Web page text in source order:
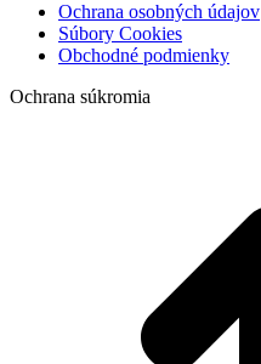
Ochrana osobných údajov
Súbory Cookies
Obchodné podmienky
Ochrana súkromia